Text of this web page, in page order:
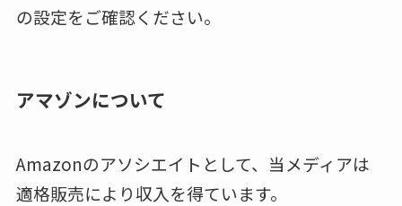
の設定をご確認ください。
アマゾンについて
Amazonのアソシエイトとして、当メディアは
適格販売により収入を得ています。